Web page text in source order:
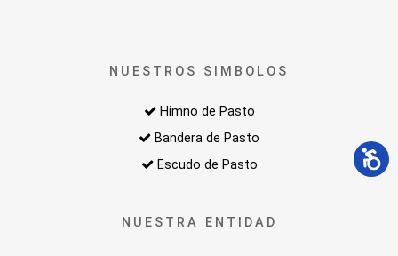
NUESTROS SIMBOLOS
Himno de Pasto
Bandera de Pasto
Escudo de Pasto
NUESTRA ENTIDAD